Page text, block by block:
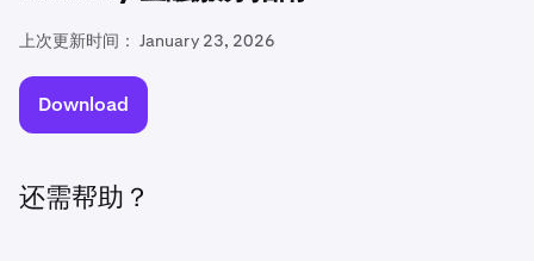
上次更新时间： January 23, 2026
Download
还需帮助？